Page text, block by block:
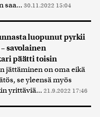
saa... 30.11.2022 15:04
luopunut pyrkii
savolainen
päätti toisin
jättäminen on oma eikä
se yleensä myös
yrittäviä... 21.9.2022 17:46